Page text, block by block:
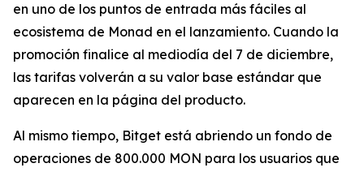
en uno de los puntos de entrada más fáciles al
ecosistema de Monad en el lanzamiento. Cuando la
promoción finalice al mediodía del 7 de diciembre,
las tarifas volverán a su valor base estándar que
aparecen en la página del producto.
Al mismo tiempo, Bitget está abriendo un fondo de
operaciones de 800.000 MON para los usuarios que